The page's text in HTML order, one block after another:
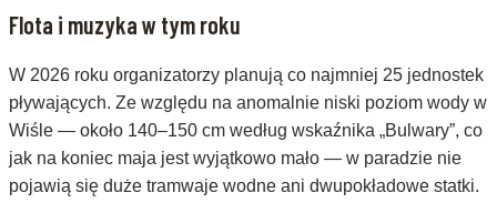
Flota i muzyka w tym roku
W 2026 roku organizatorzy planują co najmniej 25 jednostek
pływających. Ze względu na anomalnie niski poziom wody w
Wiśle — około 140–150 cm według wskaźnika „Bulwary”, co
jak na koniec maja jest wyjątkowo mało — w paradzie nie
pojawią się duże tramwaje wodne ani dwupokładowe statki.